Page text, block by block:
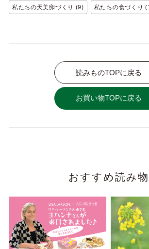
私たちの天美卵づくり (9) 私たちの食づくり
読みものTOPに戻る
お買い物TOPに戻る
おすすめ読み物